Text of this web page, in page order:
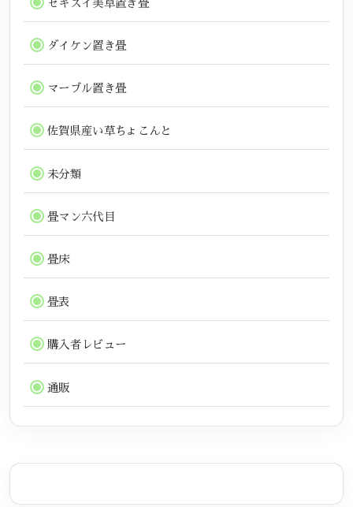
セキスイ美草置き畳
ダイケン置き畳
マーブル置き畳
佐賀県産い草ちょこんと
未分類
畳マン六代目
畳床
畳表
購入者レビュー
通販